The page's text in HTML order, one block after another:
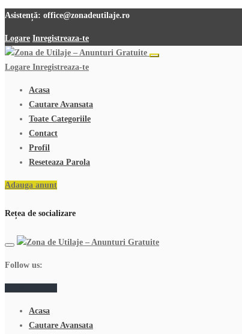
Asistență: office@zonadeutilaje.ro
Logare Inregistreaza-te
Logare Inregistreaza-te
Acasa
Cautare Avansata
Toate Categoriile
Contact
Profil
Reseteaza Parola
Adauga anunt
Rețea de socializare
Follow us:
Acasa
Cautare Avansata